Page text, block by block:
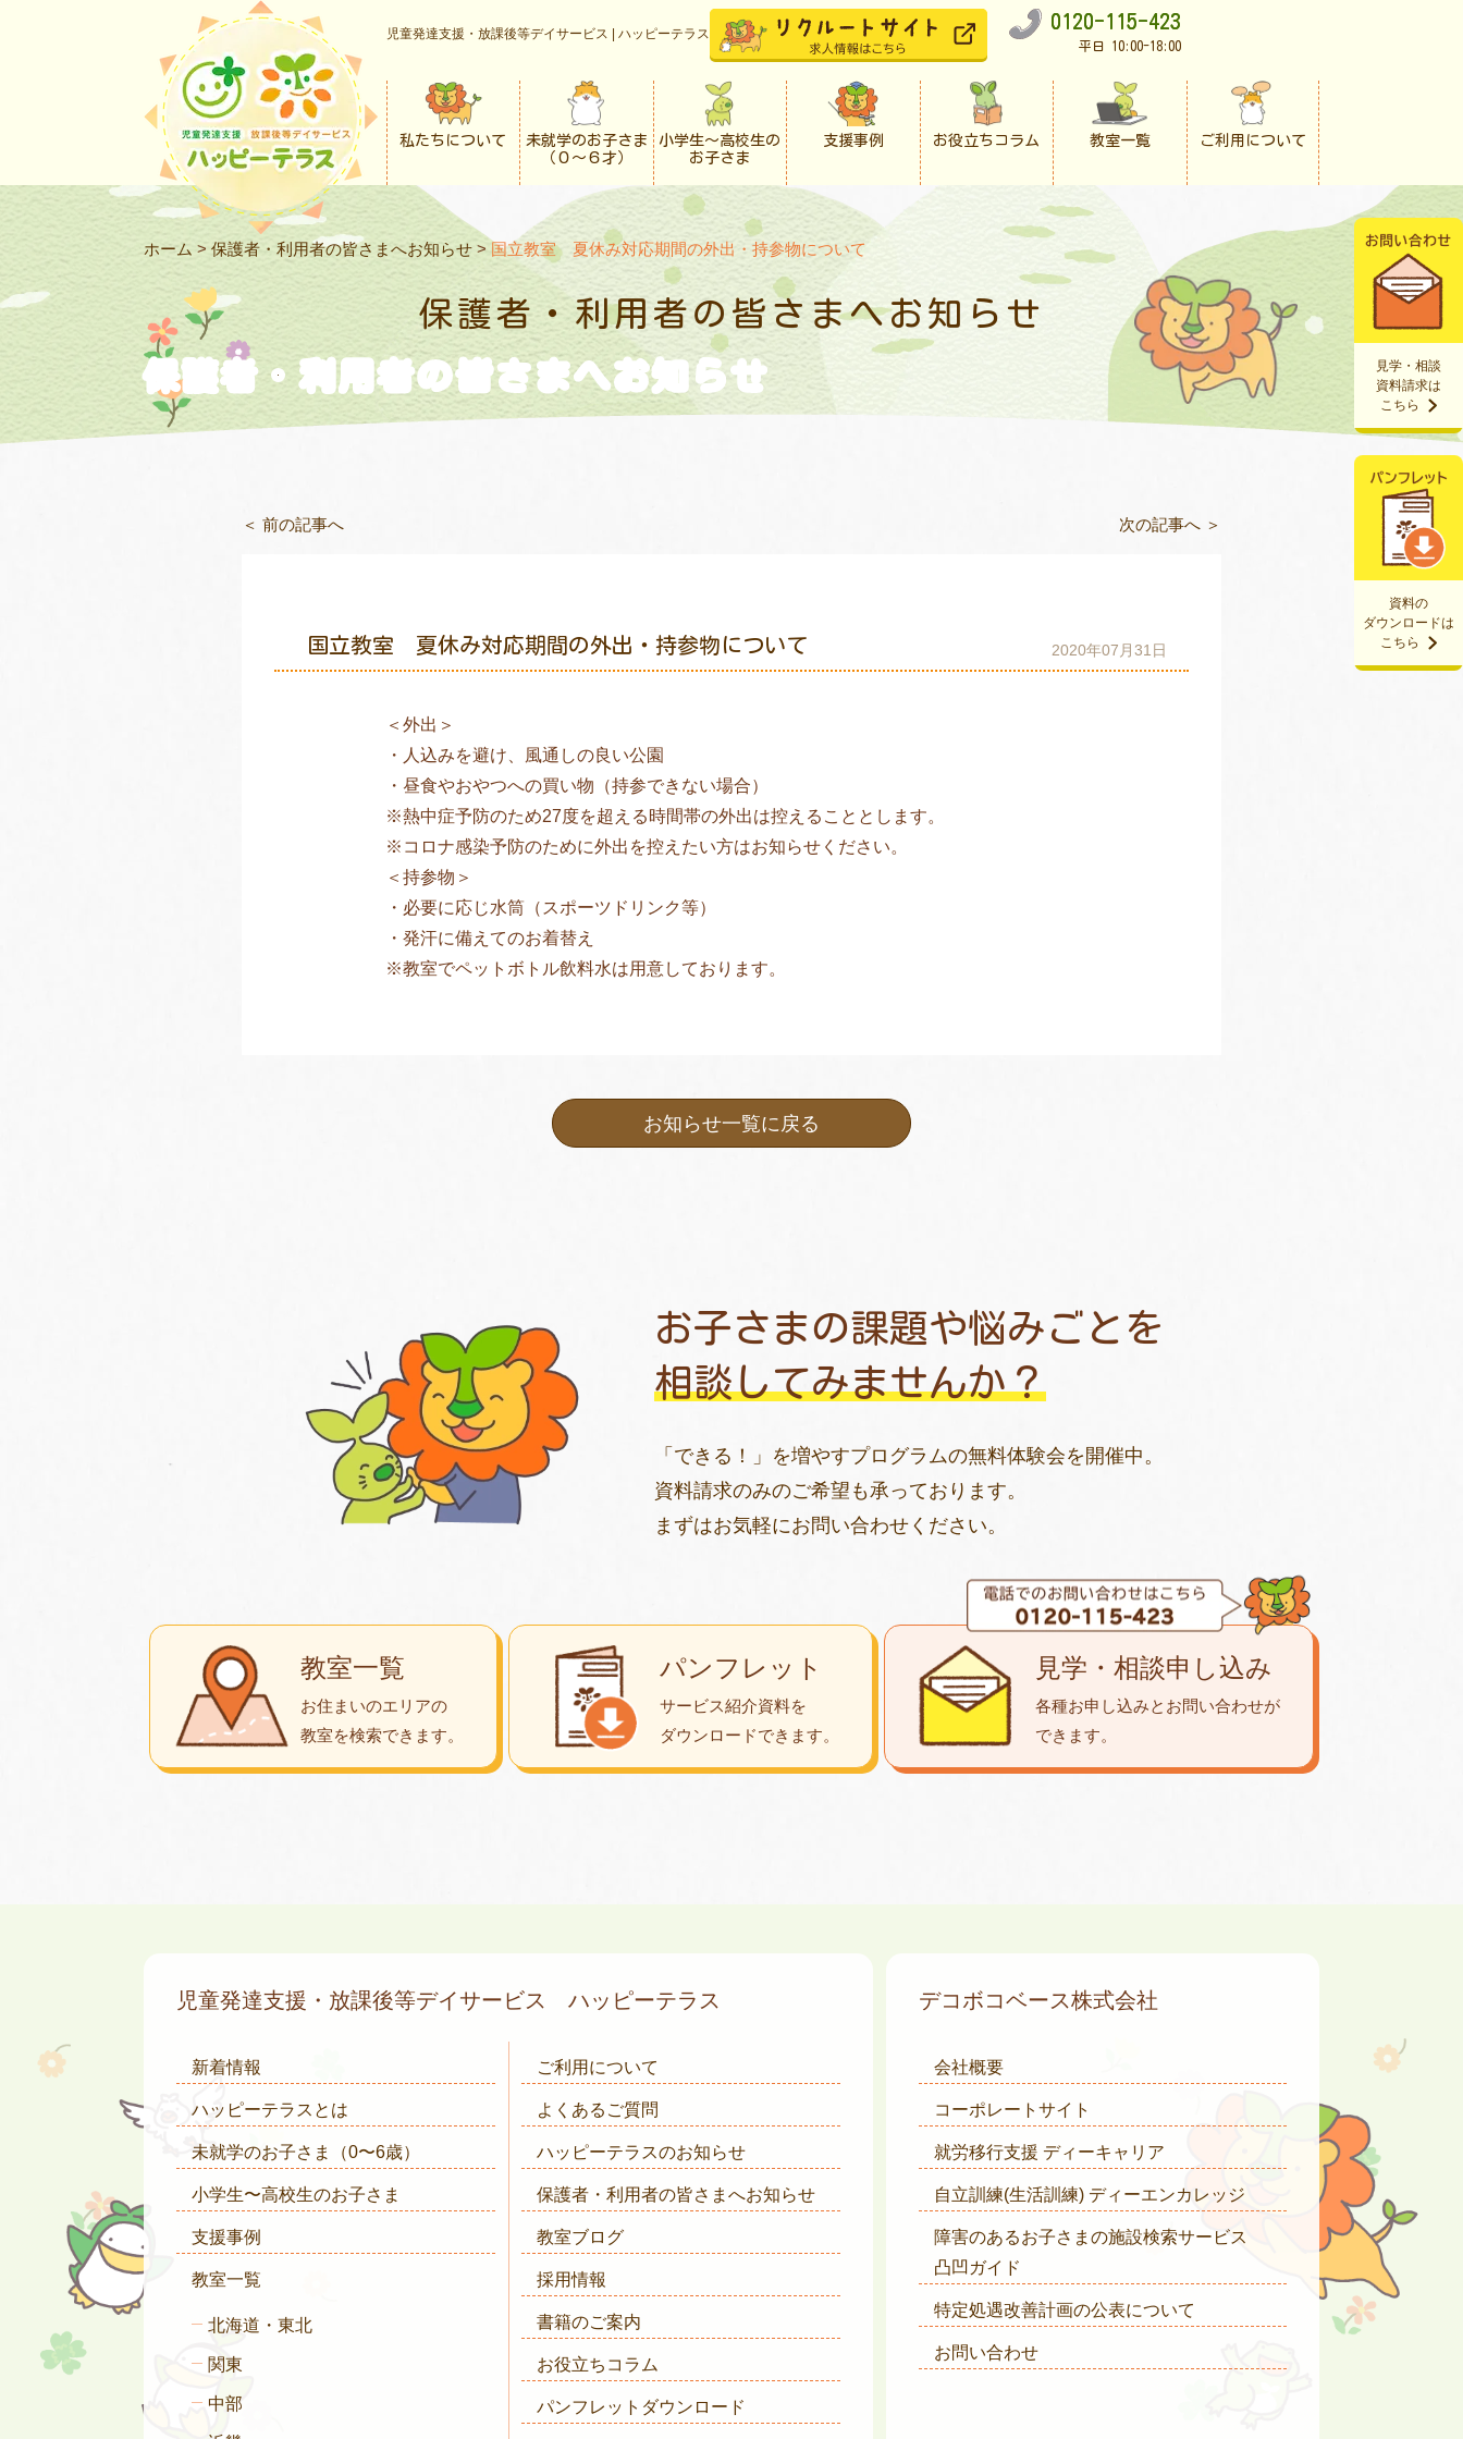
児童発達支援・放課後等デイサービス | ハッピーテラス
0120-115-423
平日 10:00-18:00
私たちについて
未就学のお子さま
（０〜６才）
小学生〜高校生の
お子さま
支援事例 お役立ちコラム 教室一覧 ご利用について
資料の
ダウンロードは
こちら
見学・相談
資料請求は
こちら
ホーム > 保護者・利用者の皆さまへお知らせ > 国立教室 夏休み対応期間の外出・持参物について
保護者・利用者の 皆さまへお知らせ
保護者・利用者の皆さまへお知らせ
＜ 前の記事へ 次の記事へ ＞
国立教室 夏休み対応期間の外出・持参物について 2020年07月31日
＜外出＞
・人込みを避け、風通しの良い公園
・昼食やおやつへの買い物（持参できない場合）
※熱中症予防のため27度を超える時間帯の外出は控えることとします。
※コロナ感染予防のために外出を控えたい方はお知らせください。
＜持参物＞
・必要に応じ水筒（スポーツドリンク等）
・発汗に備えてのお着替え
※教室でペットボトル飲料水は用意しております。
お知らせ一覧に戻る
お子さまの課題や悩みごとを
相談してみませんか？
「できる！」を増やすプログラムの無料体験会を開催中。
資料請求のみのご希望も承っております。
まずはお気軽にお問い合わせください。
教室一覧
お住まいのエリアの
教室を検索できます。
パンフレット
サービス紹介資料を
ダウンロードできます。
見学・相談申し込み
各種お申し込みとお問い合わせが
できます。
児童発達支援・放課後等デイサービス ハッピーテラス
新着情報
ハッピーテラスとは
未就学のお子さま （0〜6歳）
小学生〜高校生のお子さま
支援事例
教室一覧
北海道・東北
関東
中部
ご利用について
よくあるご質問
ハッピーテラスのお知らせ
保護者・利用者の皆さまへお知らせ
教室ブログ
採用情報
書籍のご案内
お役立ちコラム
パンフレットダウンロード
デコボコベース株式会社
会社概要
コーポレートサイト
就労移行支援 ディーキャリア
自立訓練(生活訓練) ディーエンカレッジ
障害のあるお子さまの施設検索サービス
凸凹ガイド
特定処遇改善計画の公表について
お問い合わせ